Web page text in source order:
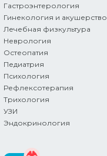
Гастроэнтерология
Гинекология и акушерство
Лечебная физкультура
Неврология
Остеопатия
Педиатрия
Психология
Рефлексотерапия
Трихология
УЗИ
Эндокринология